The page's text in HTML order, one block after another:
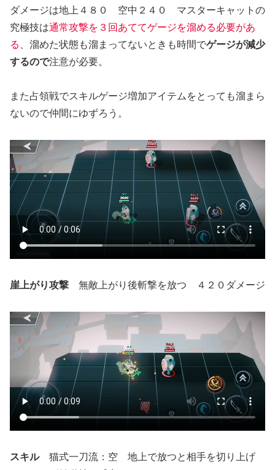
ダメージは地上４８０ 空中２４０ マスターキャットの
究極技は通常攻撃を３回あててゲージを溜める必要があ
る
、溜めた状態も溜まってないときも時間でゲージが減少
するので注意が必要。
また占領戦でスキルゲージ増加アイテムをとっても溜まら
ないので仲間にゆずろう。
崖上がり攻撃 無敵上がり後斬撃を放つ ４２０ダメージ
スキル猫式一刀流：空 地上で放つと相手を切り上げ